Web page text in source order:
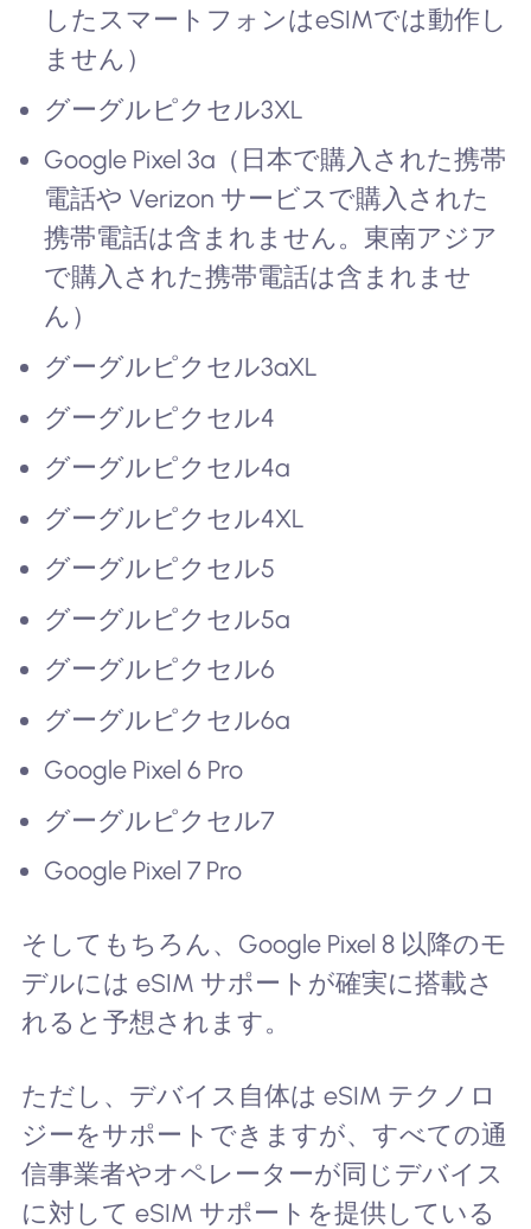
したスマートフォンはeSIMでは動作し
ません）
グーグルピクセル3XL
Google Pixel 3a（日本で購入された携帯
電話や Verizon サービスで購入された
携帯電話は含まれません。東南アジア
で購入された携帯電話は含まれませ
ん）
グーグルピクセル3aXL
グーグルピクセル4
グーグルピクセル4a
グーグルピクセル4XL
グーグルピクセル5
グーグルピクセル5a
グーグルピクセル6
グーグルピクセル6a
Google Pixel 6 Pro
グーグルピクセル7
Google Pixel 7 Pro
そしてもちろん、Google Pixel 8 以降のモ
デルには eSIM サポートが確実に搭載さ
れると予想されます。
ただし、デバイス自体は eSIM テクノロ
ジーをサポートできますが、すべての通
信事業者やオペレーターが同じデバイス
に対して eSIM サポートを提供している